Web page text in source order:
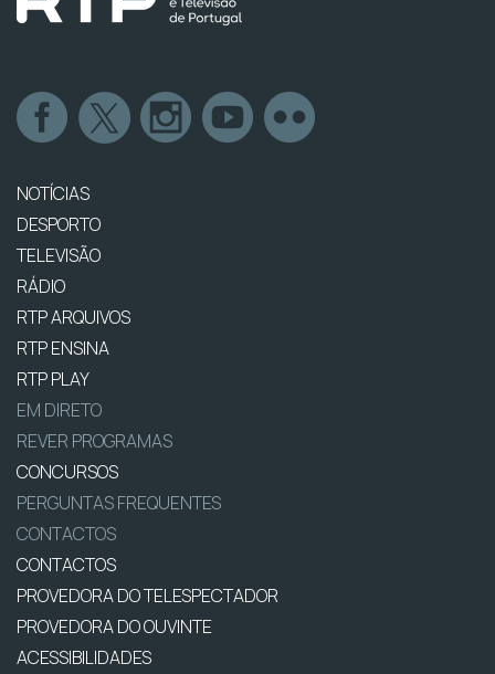
NOTÍCIAS
DESPORTO
TELEVISÃO
RÁDIO
RTP ARQUIVOS
RTP ENSINA
RTP PLAY
EM DIRETO
REVER PROGRAMAS
CONCURSOS
PERGUNTAS FREQUENTES
CONTACTOS
CONTACTOS
PROVEDORA DO TELESPECTADOR
PROVEDORA DO OUVINTE
ACESSIBILIDADES